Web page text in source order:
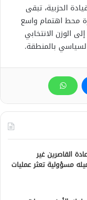
الحزبية، تبقى
محط اهتمام واسع
الوزن الانتخابي
بالمنطقة.
القاصرين غير
مسؤولية تعثر عمليات